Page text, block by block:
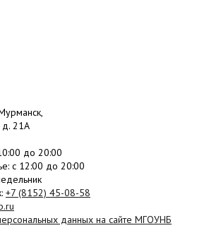
д. 21А
до 20:00
: c 12:00 до 20:00
+7 (8152) 45-08-58
данных на сайте МГОУНБ